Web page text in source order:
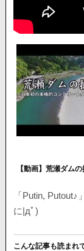
【動画】荒瀬ダム
「Putin,
に|дﾟ)
こんな記事も読まれ